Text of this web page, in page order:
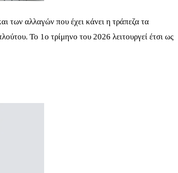
των αλλαγών που έχει κάνει η τράπεζα τα
Το 1ο τρίμηνο του 2026 λειτουργεί έτσι ως